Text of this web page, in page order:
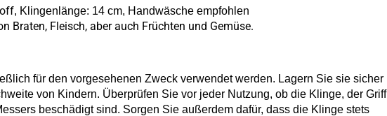
, Klingenlänge: 14 cm, Handwäsche empfohlen
Braten, Fleisch, aber auch Früchten und Gemüse.
für den vorgesehenen Zweck verwendet werden. Lagern Sie sie sicher
von Kindern. Überprüfen Sie vor jeder Nutzung, ob die Klinge, der Griff
beschädigt sind. Sorgen Sie außerdem dafür, dass die Klinge stets